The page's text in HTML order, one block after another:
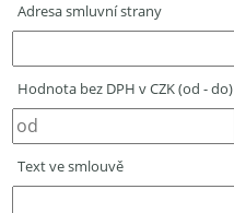
Adresa smluvní strany
Hodnota bez DPH v CZK (od - do)
Text ve smlouvě